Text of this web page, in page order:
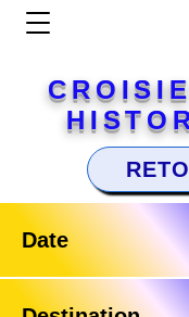
Date